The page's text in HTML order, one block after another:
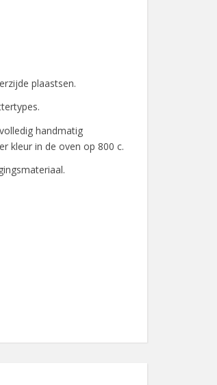
plaastsen.
handmatig
kleur in de oven op 800 c.